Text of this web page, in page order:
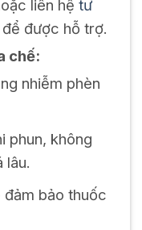
liên hệ tư
để được hỗ trợ.
chế:
nhiễm phèn
phun, không
lâu.
đảm bảo thuốc